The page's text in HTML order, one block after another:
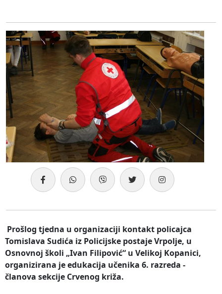
Prošlog tjedna u organizaciji kontakt policajca
Tomislava Sudića iz Policijske postaje Vrpolje, u
Osnovnoj školi „Ivan Filipović“ u Velikoj Kopanici,
organizirana je edukacija učenika 6. razreda -
članova sekcije Crvenog križa.